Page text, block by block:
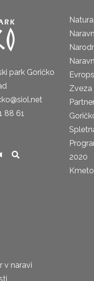
park Goričko
88 61
v naravi
Zveza
2020